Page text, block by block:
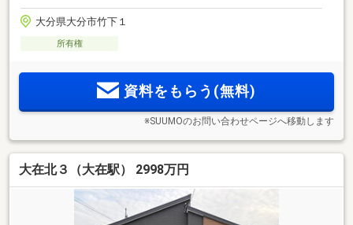
大分県大分市竹下１
所有権
資料をもらう(無料)
※SUUMOのお問い合わせページへ移動します
大在北３（大在駅） 2998万円